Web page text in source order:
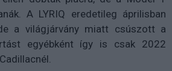
A LYRIQ eredetileg áprilisban
a világjárvány miatt csúszott a
egyébként így is csak 2022